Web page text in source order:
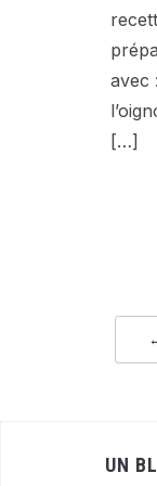
avec
[…]
UN